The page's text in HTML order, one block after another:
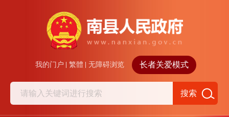
我的门户 繁體 无障碍浏览 长者关爱模式
搜索